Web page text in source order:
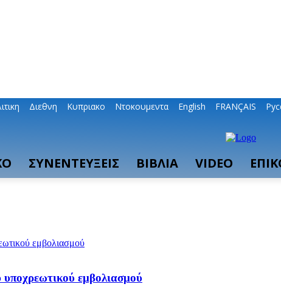
Διεθνη Κυπριακο Ντοκουμεντα English FRANÇAIS
ΣΥΝΕΝΤΕΥΞΕΙΣ ΒΙΒΛΙΑ VIDEO
εμβολιασμού